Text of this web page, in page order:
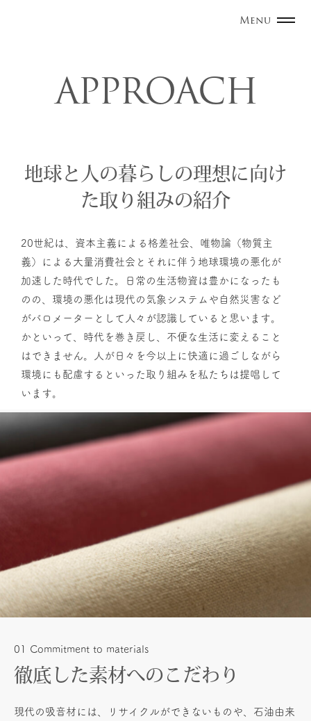
Menu
APPROACH
地球と人の暮らしの理想に向け
た取り組みの紹介
20世紀は、資本主義による格差社会、唯物論（物質主
義）による大量消費社会とそれに伴う地球環境の悪化が
加速した時代でした。日常の生活物資は豊かになったも
のの、環境の悪化は現代の気象システムや自然災害など
がバロメーターとして人々が認識していると思います。
かといって、時代を巻き戻し、不便な生活に変えること
はできません。人が日々を今以上に快適に過ごしながら
環境にも配慮するといった取り組みを私たちは提唱して
います。
01 Commitment to materials
徹底した素材へのこだわり
現代の吸音材には、リサイクルができないものや、石油由来